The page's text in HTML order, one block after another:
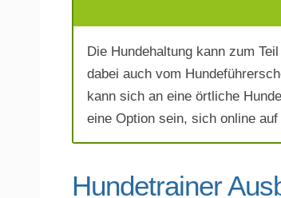
Telefonnummer*
Die Hundehaltung kann zum
dabei auch vom
kann sich an eine örtliche
eine Option sein, sich online
Hundetrainer